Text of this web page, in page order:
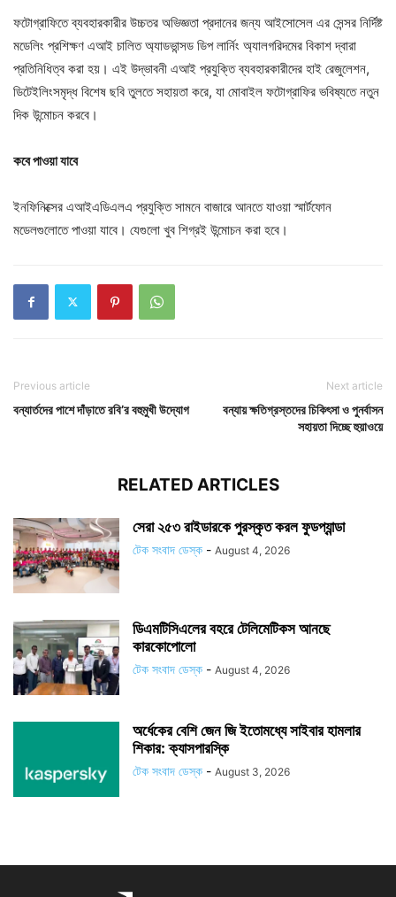
ফটোগ্রাফিতে ব্যবহারকারীর উচ্চতর অভিজ্ঞতা প্রদানের জন্য আইসোসেল এর সেন্সর নির্দিষ্ট
মডেলিং প্রশিক্ষণ এআই চালিত অ্যাডভান্সড ডিপ লার্নিং অ্যালগরিদমের বিকাশ দ্বারা
প্রতিনিধিত্ব করা হয়। এই উদ্ভাবনী এআই প্রযুক্তি ব্যবহারকারীদের হাই রেজুলেশন,
ডিটেইলিংসমৃদ্ধ বিশেষ ছবি তুলতে সহায়তা করে, যা মোবাইল ফটোগ্রাফির ভবিষ্যতে নতুন
দিক উন্মোচন করবে।
কবেপাওয়াযাবে
ইনফিনিক্সের এআইএডিএলএ প্রযুক্তি সামনে বাজারে আনতে যাওয়া স্মার্টফোন
মডেলগুলোতে পাওয়া যাবে। যেগুলো খুব শিগ্রই উন্মোচন করা হবে।
Previous article
বন্যার্তদের পাশে দাঁড়াতে রবি’র বহুমুখী উদ্যোগ
Next article
বন্যায় ক্ষতিগ্রস্তদের চিকিৎসা ও পুনর্বাসন
সহায়তা দিচ্ছে হুয়াওয়ে
RELATED ARTICLES
সেরা ২৫৩ রাইডারকে পুরস্কৃত করল ফুডপ্যান্ডা
টেক সংবাদ ডেস্ক - August 4, 2026
ডিএমটিসিএলের বহরে টেলিমেটিকস আনছে
কারকোপোলো
টেক সংবাদ ডেস্ক - August 4, 2026
অর্ধেকের বেশি জেন জি ইতোমধ্যে সাইবার হামলার
শিকার: ক্যাসপারস্কি
টেক সংবাদ ডেস্ক - August 3, 2026